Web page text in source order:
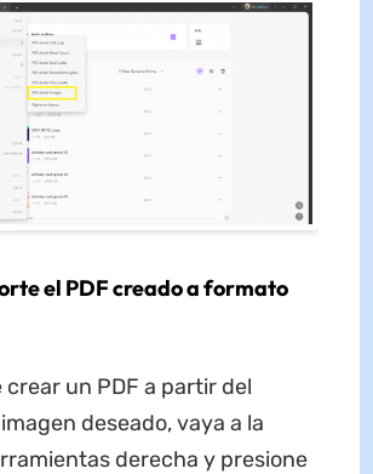
el PDF creado a formato
crear un PDF a partir del
deseado, vaya a la
derecha y presione